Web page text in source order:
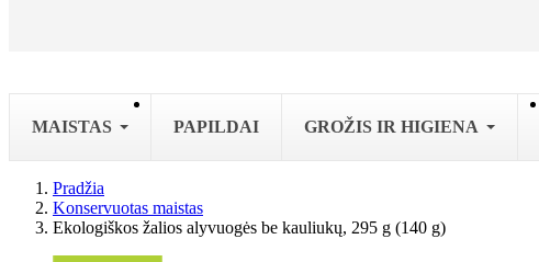
MAISTAS PAPILDAI GROŽIS IR HIGIENA
Pradžia
Konservuotas maistas
Ekologiškos žalios alyvuogės be kauliukų, 295 g (140 g)